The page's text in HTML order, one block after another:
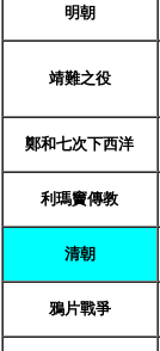
明朝
靖難之役
鄭和七次下西洋
利瑪竇傳教
清朝
鴉片戰爭